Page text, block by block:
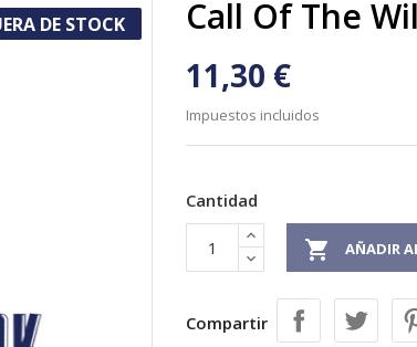
DE STOCK Call Of The
11,30 €
Impuestos incluidos
Cantidad
 AÑADIR
Compartir